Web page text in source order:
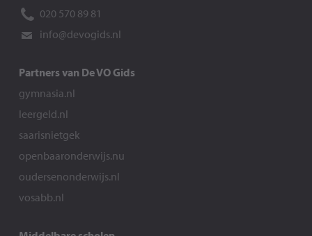
020 570 89 81
info@devogids.nl
Partners van De VO Gids
gymnasia.nl
leergeld.nl
saarisnietgek
openbaaronderwijs.nu
oudersenonderwijs.nl
vosabb.nl